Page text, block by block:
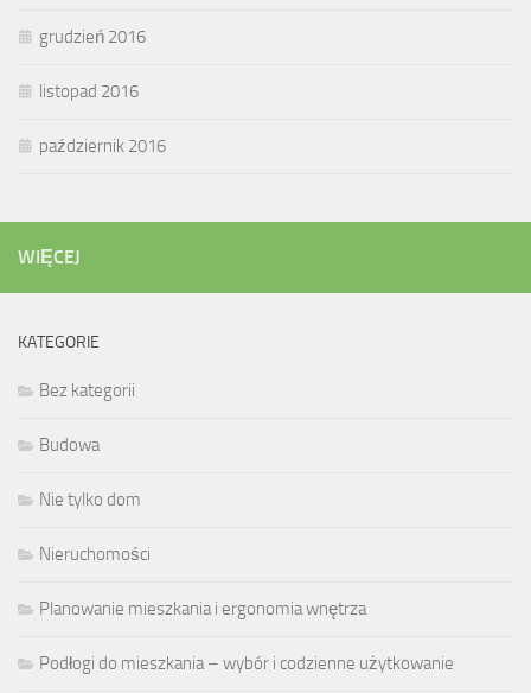
grudzień 2016
listopad 2016
październik 2016
WIĘCEJ
KATEGORIE
Bez kategorii
Budowa
Nie tylko dom
Nieruchomości
Planowanie mieszkania i ergonomia wnętrza
Podłogi do mieszkania – wybór i codzienne użytkowanie